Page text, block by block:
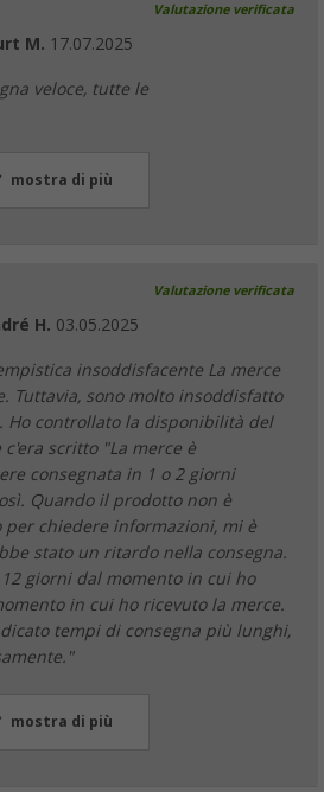
Valutazione verificata
M. 17.07.2025
veloce, tutte le
mostra di più
Valutazione verificata
H. 03.05.2025
insoddisfacente La merce
Tuttavia, sono molto insoddisfatto
Ho controllato la disponibilità del
scritto "La merce è
consegnata in 1 o 2 giorni
Quando il prodotto non è
per chiedere informazioni, mi è
stato un ritardo nella consegna.
giorni dal momento in cui ho
in cui ho ricevuto la merce.
tempi di consegna più lunghi,
mostra di più